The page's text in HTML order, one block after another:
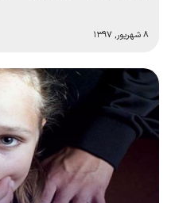
۸ شهریور, ۱۳۹۷